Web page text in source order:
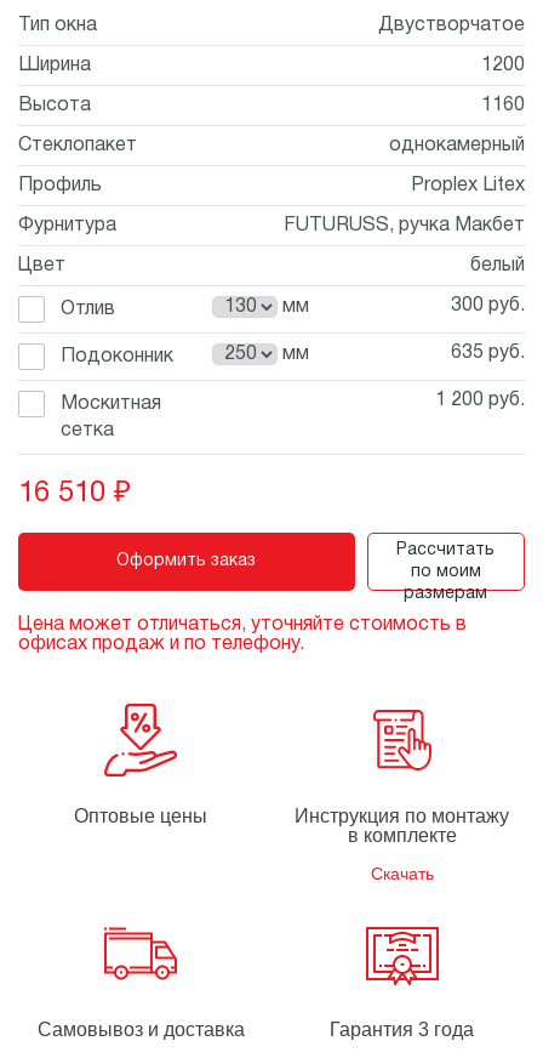
Тип окна Двустворчатое
Ширина 1200
Высота 1160
Стеклопакет однокамерный
Профиль Proplex Litex
Фурнитура FUTURUSS, ручка Макбет
Цвет белый
Отлив мм 300 руб.
Подоконник мм 635 руб.
Москитная
сетка
1 200 руб.
16 510 ₽
Оформить заказ
Рассчитать
по моим
размерам
Цена может отличаться, уточняйте стоимость в
офисах продаж и по телефону.
Оптовые цены
Инструкция по монтажу
в комплекте
Скачать
Самовывоз и доставка Гарантия 3 года